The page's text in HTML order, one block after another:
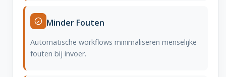
Minder Fouten
Automatische workflows minimaliseren menselijke
fouten bij invoer.